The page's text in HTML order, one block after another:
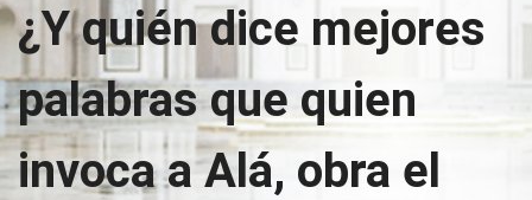
¿Y quién dice mejores
palabras que quien
invoca a Alá, obra el